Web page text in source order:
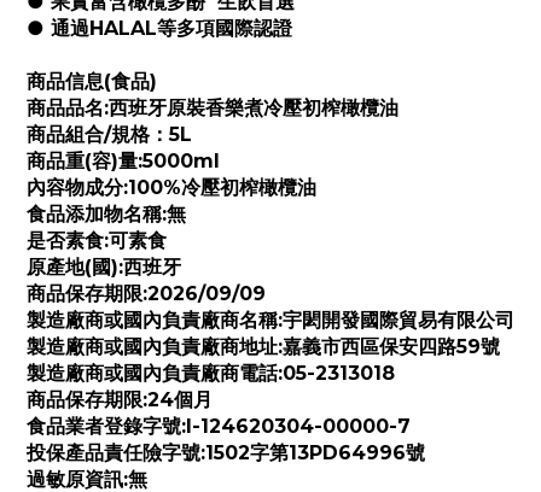
● 通過HALAL等多項國際認證
商品信息(食品)
商品品名:西班牙原裝香樂煮冷壓初榨橄欖油
商品組合/規格：5L
商品重(容)量:5000ml
內容物成分:100%冷壓初榨橄欖油
食品添加物名稱:無
是否素食:可素食
原產地(國):西班牙
商品保存期限:2026/09/09
製造廠商或國內負責廠商名稱:宇閎開發國際貿易有限公司
製造廠商或國內負責廠商地址:嘉義市西區保安四路59號
製造廠商或國內負責廠商電話:05-2313018
商品保存期限:24個月
食品業者登錄字號:I-124620304-00000-7
投保產品責任險字號:1502字第13PD64996號
過敏原資訊:無